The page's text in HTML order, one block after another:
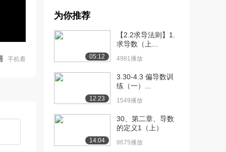
手机看
已知奇偶性求...
[7] 【函数】4、奇偶性2：
已知奇偶性求...
[8] 【函数】5、奇偶性3：
根据奇偶性求...
[9] 【函数】5、奇偶性3：
根据奇偶性求...
为你推荐
05:12
【2.2求导法则】1.
求导数（上...
4981播放
12:23
3.30-4.3 偏导数训
练（一）...
1549播放
14:04
30、第二章、导数
的定义1（上）
8675播放